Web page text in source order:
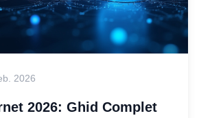
2026
2026: Ghid Complet